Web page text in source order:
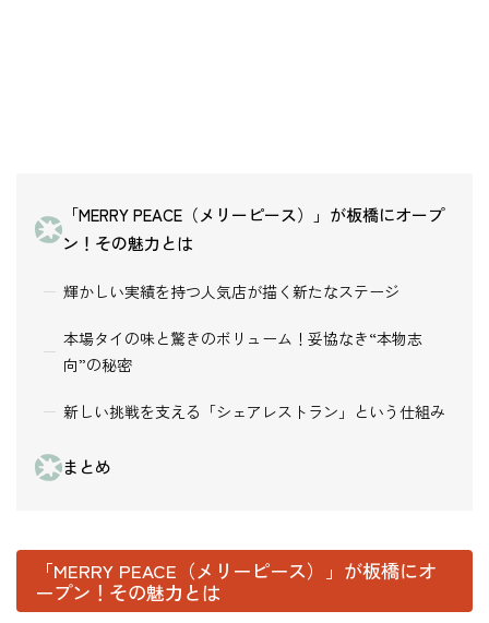
「MERRY PEACE（メリーピース）」が板橋にオープ
ン！その魅力とは
輝かしい実績を持つ人気店が描く新たなステージ
本場タイの味と驚きのボリューム！妥協なき“本物志
向”の秘密
新しい挑戦を支える「シェアレストラン」という仕組み
まとめ
「MERRY PEACE（メリーピース）」が板橋にオ
ープン！その魅力とは